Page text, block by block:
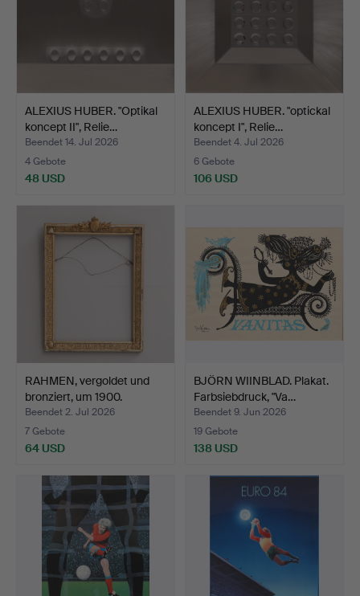
ALEXIUS HUBER. "Optikal
koncept II", Relie…
Beendet 14. Jul 2026
4 Gebote
48 USD
ALEXIUS HUBER. "optickal
koncept I", Relie…
Beendet 4. Jul 2026
6 Gebote
106 USD
RAHMEN, vergoldet und
bronziert, um 1900.
Beendet 2. Jul 2026
7 Gebote
64 USD
BJÖRN WIINBLAD. Plakat.
Farbsiebdruck, "Va…
Beendet 9. Jun 2026
19 Gebote
138 USD